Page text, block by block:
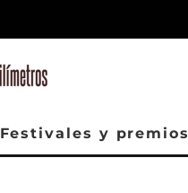
Festivales y premios